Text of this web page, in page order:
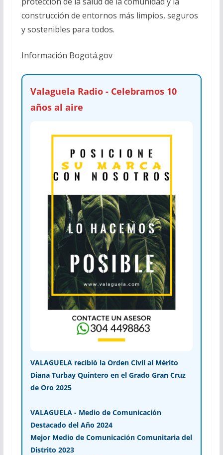
construcción de entornos más limpios, seguros
y sostenibles para todos.
Información Bogotá.gov
Valaguela Radio - Celebramos 10
años al aire
VALAGUELA recibió la Orden Civil al Mérito
Diana Turbay Quintero en el Grado Gran Cruz
de Oro 2025
VALAGUELA - Medio de Comunicación
Destacado del Año 2024
Mejor Medio de Comunicación Comunitaria del
Distrito 2023